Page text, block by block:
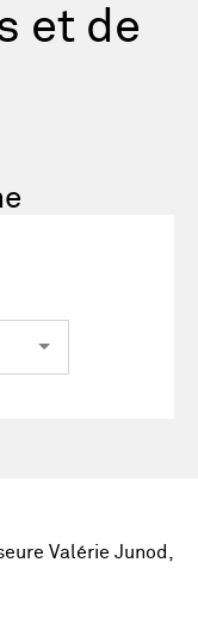
et de
Valérie Junod,